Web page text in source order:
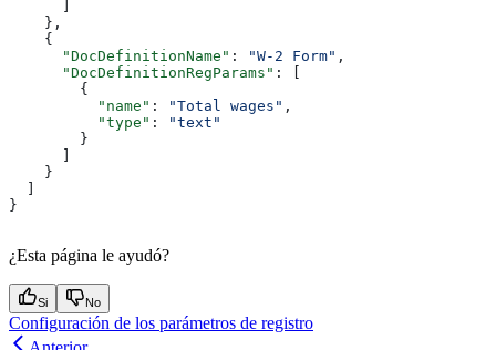
    },
    {
      "DocDefinitionName"
: "W-2 Form" ,
      "DocDefinitionRegParams"
: [
        {
          "name"
: "Total wages" ,
          "type"
:
"text"
        }
    }
}
¿Esta página le ayudó?
Si No
Configuración de los parámetros de registro